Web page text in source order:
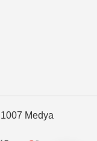
1007 Medya